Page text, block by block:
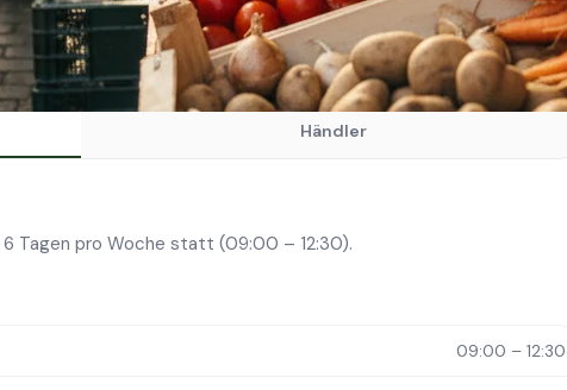
Händler
Tagen pro Woche statt (09:00 – 12:30).
09:00 – 12:30